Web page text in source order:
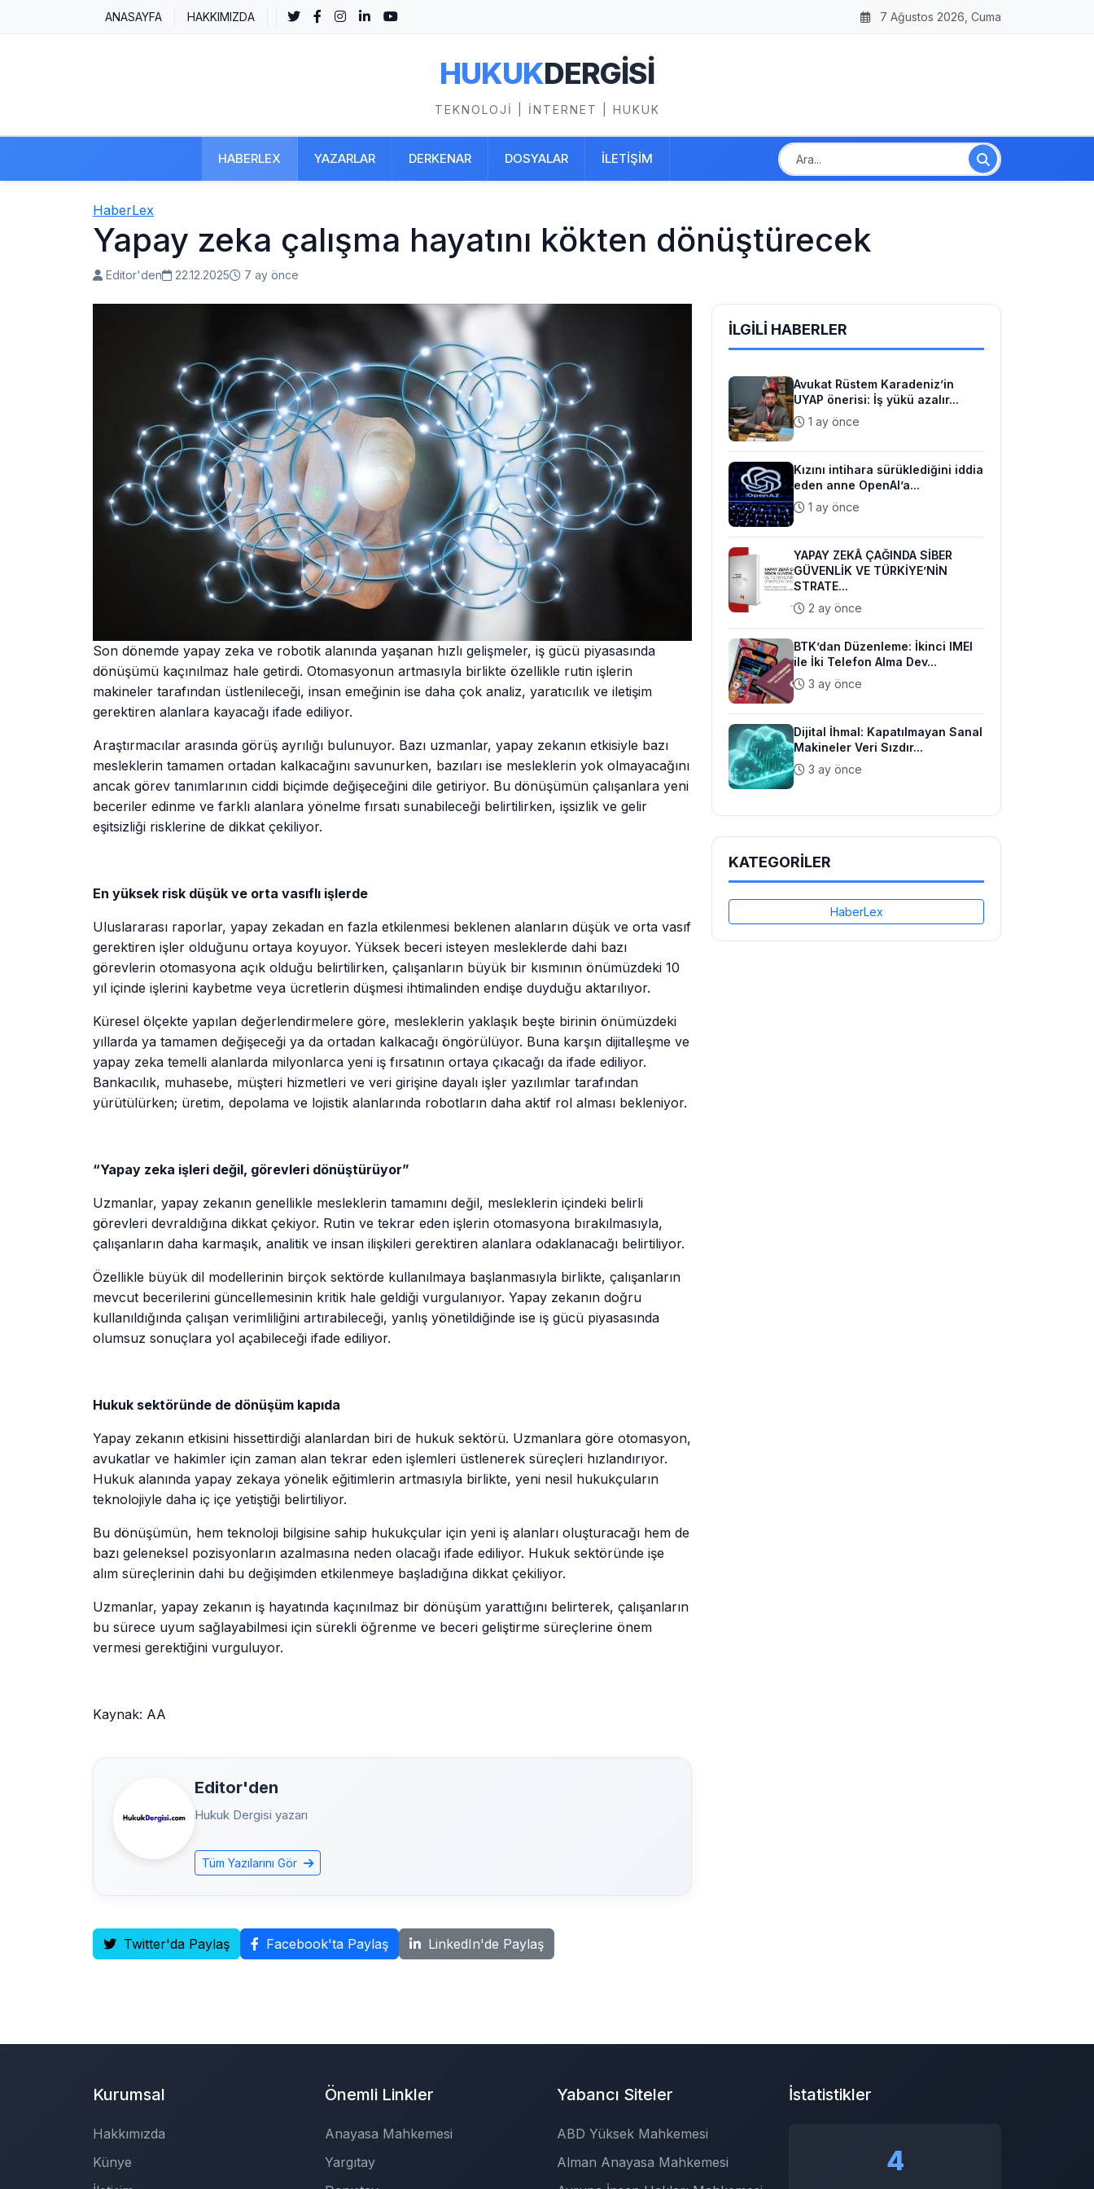
ANASAYFA HAKKIMIZDA 7 Ağustos 2026, Cuma
HUKUKDERGİSİ
TEKNOLOJI | İNTERNET | HUKUK
HABERLEX YAZARLAR DERKENAR DOSYALAR İLETİŞİM
HaberLex
Yapay zeka çalışma hayatını kökten dönüştürecek
Editor'den 22.12.2025 7 ay önce
Son dönemde yapay zeka ve robotik alanında yaşanan hızlı gelişmeler, iş gücü piyasasında
dönüşümü kaçınılmaz hale getirdi. Otomasyonun artmasıyla birlikte özellikle rutin işlerin
makineler tarafından üstlenileceği, insan emeğinin ise daha çok analiz, yaratıcılık ve iletişim
gerektiren alanlara kayacağı ifade ediliyor.
Araştırmacılar arasında görüş ayrılığı bulunuyor. Bazı uzmanlar, yapay zekanın etkisiyle bazı
mesleklerin tamamen ortadan kalkacağını savunurken, bazıları ise mesleklerin yok olmayacağını
ancak görev tanımlarının ciddi biçimde değişeceğini dile getiriyor. Bu dönüşümün çalışanlara yeni
beceriler edinme ve farklı alanlara yönelme fırsatı sunabileceği belirtilirken, işsizlik ve gelir
eşitsizliği risklerine de dikkat çekiliyor.
En yüksek risk düşük ve orta vasıflı işlerde
Uluslararası raporlar, yapay zekadan en fazla etkilenmesi beklenen alanların düşük ve orta vasıf
gerektiren işler olduğunu ortaya koyuyor. Yüksek beceri isteyen mesleklerde dahi bazı
görevlerin otomasyona açık olduğu belirtilirken, çalışanların büyük bir kısmının önümüzdeki 10
yıl içinde işlerini kaybetme veya ücretlerin düşmesi ihtimalinden endişe duyduğu aktarılıyor.
Küresel ölçekte yapılan değerlendirmelere göre, mesleklerin yaklaşık beşte birinin önümüzdeki
yıllarda ya tamamen değişeceği ya da ortadan kalkacağı öngörülüyor. Buna karşın dijitalleşme ve
yapay zeka temelli alanlarda milyonlarca yeni iş fırsatının ortaya çıkacağı da ifade ediliyor.
Bankacılık, muhasebe, müşteri hizmetleri ve veri girişine dayalı işler yazılımlar tarafından
yürütülürken; üretim, depolama ve lojistik alanlarında robotların daha aktif rol alması bekleniyor.
“Yapay zeka işleri değil, görevleri dönüştürüyor”
Uzmanlar, yapay zekanın genellikle mesleklerin tamamını değil, mesleklerin içindeki belirli
görevleri devraldığına dikkat çekiyor. Rutin ve tekrar eden işlerin otomasyona bırakılmasıyla,
çalışanların daha karmaşık, analitik ve insan ilişkileri gerektiren alanlara odaklanacağı belirtiliyor.
Özellikle büyük dil modellerinin birçok sektörde kullanılmaya başlanmasıyla birlikte, çalışanların
mevcut becerilerini güncellemesinin kritik hale geldiği vurgulanıyor. Yapay zekanın doğru
kullanıldığında çalışan verimliliğini artırabileceği, yanlış yönetildiğinde ise iş gücü piyasasında
olumsuz sonuçlara yol açabileceği ifade ediliyor.
Hukuk sektöründe de dönüşüm kapıda
Yapay zekanın etkisini hissettirdiği alanlardan biri de hukuk sektörü. Uzmanlara göre otomasyon,
avukatlar ve hakimler için zaman alan tekrar eden işlemleri üstlenerek süreçleri hızlandırıyor.
Hukuk alanında yapay zekaya yönelik eğitimlerin artmasıyla birlikte, yeni nesil hukukçuların
teknolojiyle daha iç içe yetiştiği belirtiliyor.
Bu dönüşümün, hem teknoloji bilgisine sahip hukukçular için yeni iş alanları oluşturacağı hem de
bazı geleneksel pozisyonların azalmasına neden olacağı ifade ediliyor. Hukuk sektöründe işe
alım süreçlerinin dahi bu değişimden etkilenmeye başladığına dikkat çekiliyor.
Uzmanlar, yapay zekanın iş hayatında kaçınılmaz bir dönüşüm yarattığını belirterek, çalışanların
bu sürece uyum sağlayabilmesi için sürekli öğrenme ve beceri geliştirme süreçlerine önem
vermesi gerektiğini vurguluyor.
Kaynak: AA
Editor'den
Hukuk Dergisi yazarı
Tüm Yazılarını Gör
Twitter'da Paylaş Facebook'ta Paylaş LinkedIn'de Paylaş
İLGİLİ HABERLER
Avukat Rüstem Karadeniz’in
UYAP önerisi: İş yükü azalır...
1 ay önce
Kızını intihara sürüklediğini iddia
eden anne OpenAI’a...
1 ay önce
YAPAY ZEKÂ ÇAĞINDA SİBER
GÜVENLİK VE TÜRKİYE’NİN
STRATE...
2 ay önce
BTK’dan Düzenleme: İkinci IMEI
ile İki Telefon Alma Dev...
3 ay önce
Dijital İhmal: Kapatılmayan Sanal
Makineler Veri Sızdır...
3 ay önce
KATEGORİLER
HaberLex
Kurumsal
Hakkımızda
Künye
Önemli Linkler
Anayasa Mahkemesi
Yargıtay
Yabancı Siteler
ABD Yüksek Mahkemesi
Alman Anayasa Mahkemesi
İstatistikler
4